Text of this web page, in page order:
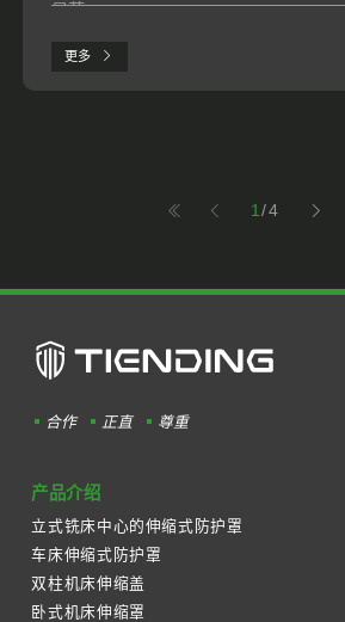
显著。
更多
1/4
合作 正直 尊重
产品介绍
立式铣床中心的伸缩式防护罩
车床伸缩式防护罩
双柱机床伸缩盖
卧式机床伸缩罩